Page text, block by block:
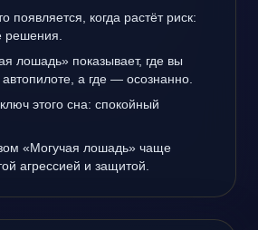
появляется, когда растёт риск:
решения.
лошадь» показывает, где вы
автопилоте, а где — осознанно.
этого сна: спокойный
«Могучая лошадь» чаще
агрессией и защитой.